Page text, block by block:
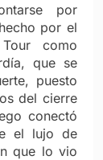
por
por el
como
que se
puesto
del cierre
conectó
el lujo de
que lo vio